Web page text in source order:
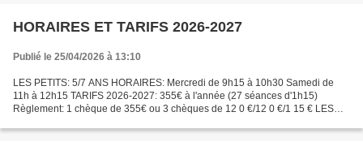
HORAIRES ET TARIFS 2026-2027
Publié le 25/04/2026 à 13:10
LES PETITS: 5/7 ANS HORAIRES: Mercredi de 9h15 à 10h30 Samedi de
11h à 12h15 TARIFS 2026-2027: 355€ à l'année (27 séances d'1h15)
Règlement: 1 chèque de 355€ ou 3 chèques de 12 0 €/12 0 €/1 15 € LES